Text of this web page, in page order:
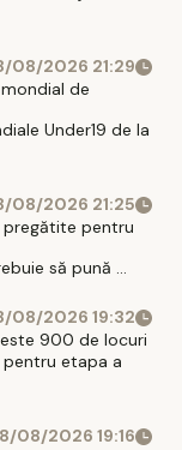
08/2026 21:29
de
Under19 de la
08/2026 21:25
pregătite pentru
să pună ...
08/2026 19:32
900 de locuri
etapa a
08/2026 19:16